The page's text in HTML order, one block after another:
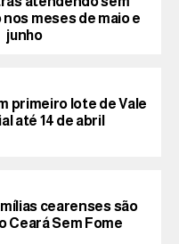
meses de maio e
junho
primeiro lote de Vale
até 14 de abril
cearenses são
Ceará Sem Fome